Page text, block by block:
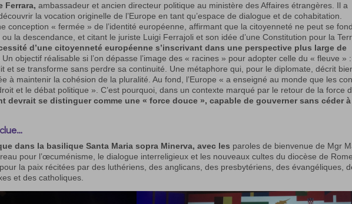
Ferrara, ambassadeur et ancien directeur politique au ministère des Affaires étrangères. Il a
la vocation originelle de l’Europe en tant qu’espace de dialogue et de cohabitation.
conception « fermée » de l’identité européenne, affirmant que la citoyenneté ne peut se
la descendance, et citant le juriste Luigi Ferrajoli et son idée d’une Constitution pour la
d’une citoyenneté européenne s’inscrivant dans une perspective plus large de
Un objectif réalisable si l’on dépasse l’image des « racines » pour adopter celle du « fleuve »
et se transforme sans perdre sa continuité. Une métaphore qui, pour le diplomate, décrit
à maintenir la cohésion de la pluralité. Au fond, l’Europe « a enseigné au monde que les
et le débat politique ». C’est pourquoi, dans un contexte marqué par le retour de la force
devrait se distinguer comme une « force douce », capable de gouverner sans céder
dans la basilique Santa Maria sopra Minerva, avec les paroles de bienvenue de Mgr
pour l’œcuménisme, le dialogue interreligieux et les nouveaux cultes du diocèse de
la paix récitées par des luthériens, des anglicans, des presbytériens, des évangéliques,
et des catholiques.